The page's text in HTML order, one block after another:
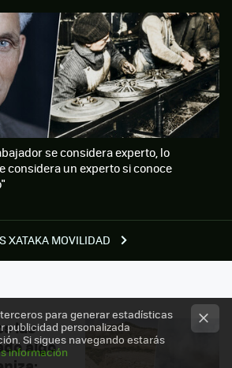
XATAKA MOVILIDAD
se considera experto, lo
considera un experto si conoce
las
algo
para generar estadísticas
publicidad personalizada
Si sigues navegando estarás
información